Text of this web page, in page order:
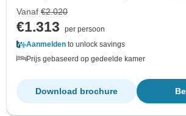
Vanaf €2.020
€1.313
per persoon
Aanmelden to unlock savings
Prijs gebaseerd op gedeelde kamer
Download brochure